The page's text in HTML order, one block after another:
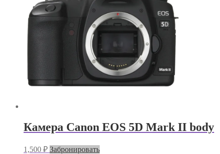
Камера Canon EOS 5D Mark II body
1,500 ₽ Забронировать